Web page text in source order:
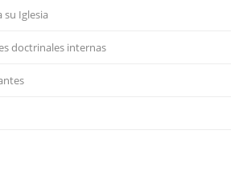
Iglesia
doctrinales internas